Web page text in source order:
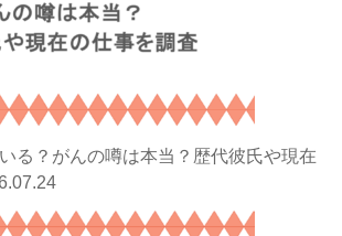
る？がんの噂は本当？歴代彼氏や現在